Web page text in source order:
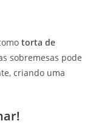
torta de
sobremesas pode
criando uma